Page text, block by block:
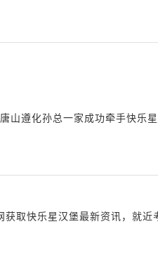
山遵化孙总一家成功牵手快乐
获取快乐星汉堡最新资讯，就